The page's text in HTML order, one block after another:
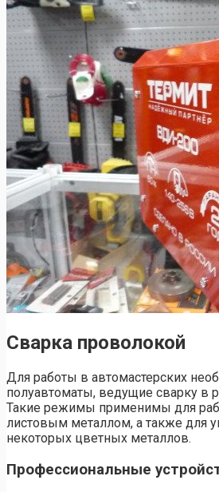
Сварка проволокой
Для работы в автомастерских
полуавтоматы, ведущие сварку в
Такие режимы применимы для
листовым металлом, а также для
некоторых цветных металлов.
Профессиональные